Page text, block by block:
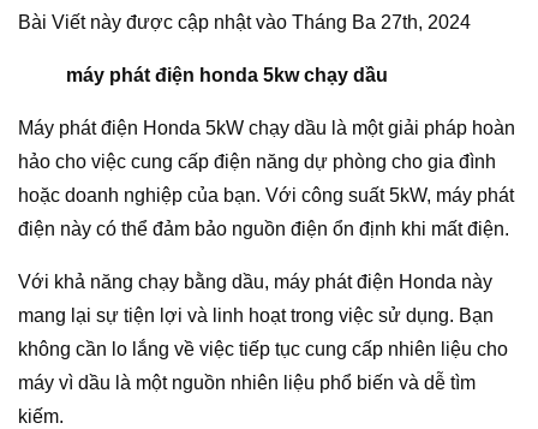
Bài Viết này được cập nhật vào Tháng Ba 27th, 2024
máy phát điện honda 5kw chạy dầu
Máy phát điện Honda 5kW chạy dầu là một giải pháp hoàn
hảo cho việc cung cấp điện năng dự phòng cho gia đình
hoặc doanh nghiệp của bạn. Với công suất 5kW, máy phát
điện này có thể đảm bảo nguồn điện ổn định khi mất điện.
Với khả năng chạy bằng dầu, máy phát điện Honda này
mang lại sự tiện lợi và linh hoạt trong việc sử dụng. Bạn
không cần lo lắng về việc tiếp tục cung cấp nhiên liệu cho
máy vì dầu là một nguồn nhiên liệu phổ biến và dễ tìm
kiếm.